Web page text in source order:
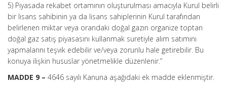
5) Piyasada rekabet ortamının oluşturulması amacıyla Kurul belirli
bir lisans sahibinin ya da lisans sahiplerinin Kurul tarafından
belirlenen miktar veya orandaki doğal gazın organize toptan
doğal gaz satış piyasasını kullanmak suretiyle alım satımını
yapmalarını teşvik edebilir ve/veya zorunlu hale getirebilir. Bu
konuya ilişkin hususlar yönetmelikle düzenlenir.”
MADDE 9 – 4646 sayılı Kanuna aşağıdaki ek madde eklenmiştir.